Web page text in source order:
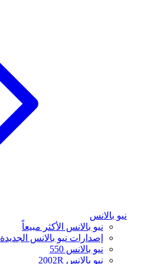
نيو بالانس
نيو بالانس الأكثر مبيعاً
إصدارات نيو بالانس الجديدة
نيو بالانس 550
نيو بالانس 2002R